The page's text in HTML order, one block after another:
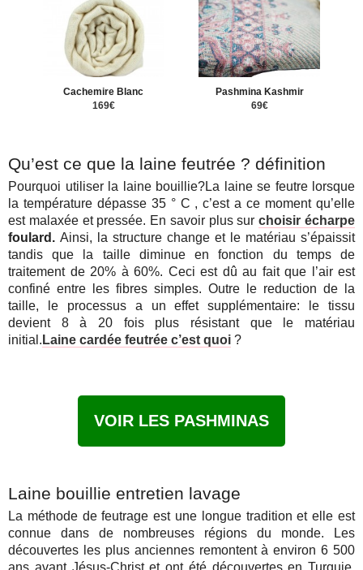
Cachemire Blanc
169€
Pashmina Kashmir
69€
Qu’est ce que la laine feutrée ? définition
Pourquoi utiliser la laine bouillie?La laine se feutre lorsque
la température dépasse 35 ° C , c’est a ce moment qu’elle
est malaxée et pressée. En savoir plus surchoisir écharpe
foulard. Ainsi, la structure change et le matériau s’épaissit
tandis que la taille diminue en fonction du temps de
traitement de 20% à 60%. Ceci est dû au fait que l’air est
confiné entre les fibres simples. Outre le reduction de la
taille, le processus a un effet supplémentaire: le tissu
devient 8 à 20 fois plus résistant que le matériau
initial. Laine cardée feutrée c’est quoi ?
VOIR LES PASHMINAS
Laine bouillie entretien lavage
La méthode de feutrage est une longue tradition et elle est
connue dans de nombreuses régions du monde. Les
découvertes les plus anciennes remontent à environ 6 500
ans avant Jésus-Christ et ont été découvertes en Turquie.